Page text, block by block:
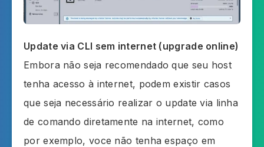
Update via CLI sem internet (upgrade online)
Embora não seja recomendado que seu host
tenha acesso à internet, podem existir casos
que seja necessário realizar o update via linha
de comando diretamente na internet, como
por exemplo, voce não tenha espaço em